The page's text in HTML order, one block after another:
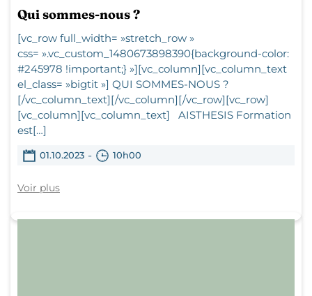
Qui sommes-nous ?
[vc_row full_width= »stretch_row »
css= ».vc_custom_1480673898390{background-color:
#245978 !important;} »][vc_column][vc_column_text
el_class= »bigtit »] QUI SOMMES-NOUS ?
[/vc_column_text][/vc_column][/vc_row][vc_row]
[vc_column][vc_column_text] AISTHESIS Formation
est[…]
01.10.2023 - 10h00
Voir plus